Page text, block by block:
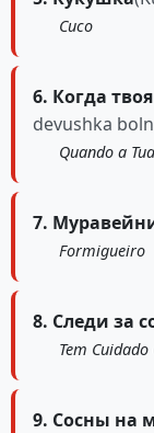
Cuco
6. Когда
devushka
Quando a
7.
Formigueiro
8. Следи за
Tem
9. Сосны на